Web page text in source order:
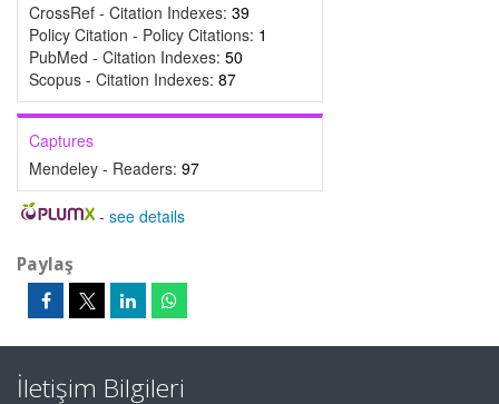
CrossRef - Citation Indexes: 39
Policy Citation - Policy Citations: 1
PubMed - Citation Indexes: 50
Scopus - Citation Indexes: 87
Captures
Mendeley - Readers: 97
- see details
Paylaş
İletişim Bilgileri